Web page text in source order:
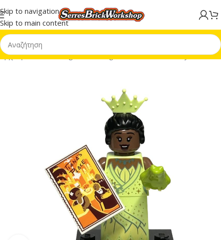
Skip to navigation
Skip to main content
Αρχική σελίδα/Minifigures/Minifigures CMF/CMF Disney 100